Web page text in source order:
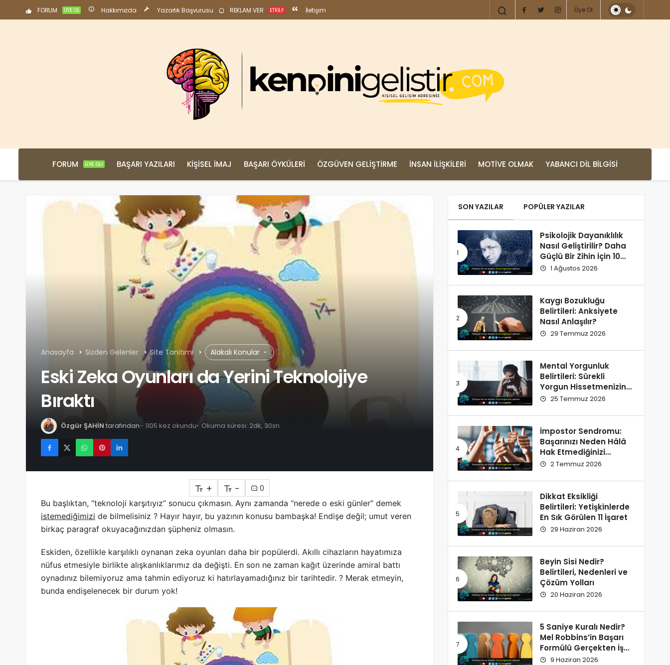
FORUM ÜYE OL Hakkımızda Yazarlık Başvurusu REKLAM VER ETKILI! İletişim Üye Ol
FORUM ÜYE OL! BAŞARI YAZILARI KIŞISEL İMAJ BAŞARI ÖYKÜLERI ÖZGÜVEN GELIŞTIRME İNSAN İLIŞKILERI MOTIVE OLMAK YABANCI DIL BILGISI
Anasayfa Sizden Gelenler Site Tanıtımı Alakalı Konular
Eski Zeka Oyunları da Yerini Teknolojiye
Bıraktı
Özgür ŞAHİN tarafından 1105 kez okundu Okuma süresi: 2dk, 30sn
+ -
0
Bu başlıktan, “teknoloji karşıtıyız” sonucu çıkmasın. Aynı zamanda “nerede o eski günler” demek
istemediğimizi de bilmelisiniz ? Hayır hayır, bu yazının konusu bambaşka! Endişe değil; umut veren
birkaç paragraf okuyacağınızdan şüpheniz olmasın.
Eskiden, özellikle karşılıklı oynanan zeka oyunları daha bir popülerdi. Akıllı cihazların hayatımıza
nüfus etmesiyle birlikte alışkanlıklarımız da değişti. En son ne zaman kağıt üzerinde amiral battı
oynadınız bilemiyoruz ama tahmin ediyoruz ki hatırlayamadığınız bir tarihtedir. ? Merak etmeyin,
bunda endişelenecek bir durum yok!
SON YAZILAR POPÜLER YAZILAR
Psikolojik Dayanıklılık
Nasıl Geliştirilir? Daha
Güçlü Bir Zihin İçin 10
Alışkanlık
1 Ağustos 2026
Kaygı Bozukluğu
Belirtileri: Anksiyete
Nasıl Anlaşılır?
29 Temmuz 2026
Mental Yorgunluk
Belirtileri: Sürekli
Yorgun Hissetmenizin
12 Olası Nedeni
25 Temmuz 2026
İmpostor Sendromu:
Başarınızı Neden Hâlâ
Hak Etmediğinizi
Düşünüyorsunuz?
2 Temmuz 2026
Dikkat Eksikliği
Belirtileri: Yetişkinlerde
En Sık Görülen 11 İşaret
29 Haziran 2026
Beyin Sisi Nedir?
Belirtileri, Nedenleri ve
Çözüm Yolları
20 Haziran 2026
5 Saniye Kuralı Nedir?
Mel Robbins’in Başarı
Formülü Gerçekten İşe
Yarıyor
9 Haziran 2026